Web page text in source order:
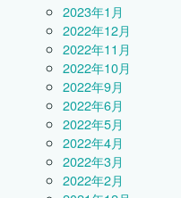
2023年1月
2022年12月
2022年11月
2022年10月
2022年9月
2022年6月
2022年5月
2022年4月
2022年3月
2022年2月